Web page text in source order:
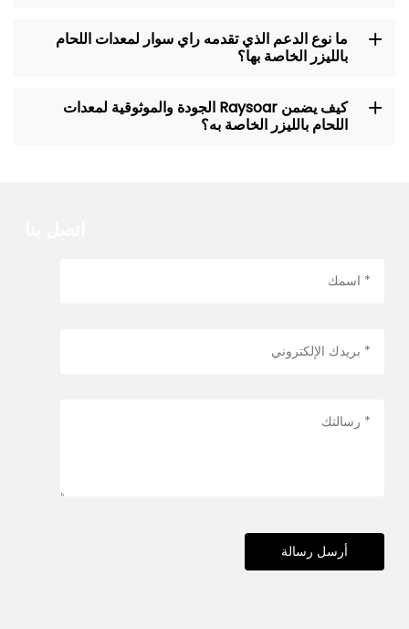
ما نوع الدعم الذي تقدمه راي سوار لمعدات اللحام
بالليزر الخاصة بها؟
كيف يضمن Raysoar الجودة والموثوقية لمعدات
اللحام بالليزر الخاصة به؟
أرسل رسالة